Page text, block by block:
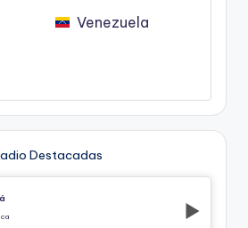
Venezuela
Destacadas